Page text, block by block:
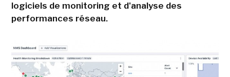
logiciels de monitoring et d'analyse des
performances réseau.